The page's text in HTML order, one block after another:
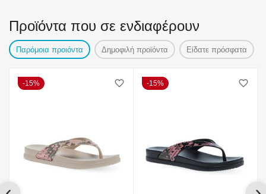
Προϊόντα που σε ενδιαφέρουν
Παρόμοια προιόντα Δημοφιλή προϊόντα Είδατε πρόσφατα
15% 15%